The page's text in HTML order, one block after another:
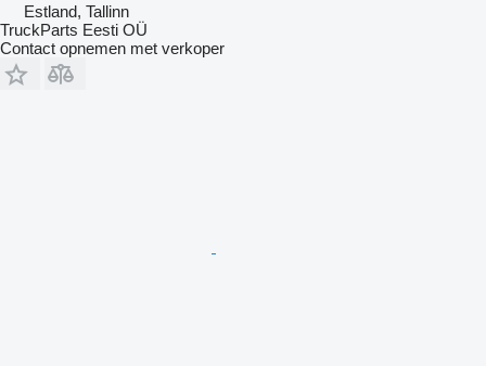
Estland, Tallinn
TruckParts Eesti OÜ
Contact opnemen met verkoper